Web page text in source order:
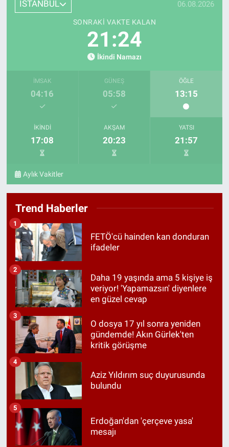
İSTANBUL 06.08.2026
SONRAKI VAKTE KALAN
21:23
İkindi Namazı
İMSAK
04:16
GÜNEŞ
05:58
ÖĞLE
13:15
İKINDI
17:08
AKŞAM
20:23
YATSI
21:57
Aylık Vakitler
Trend Haberler
FETÖ'cü hainden kan donduran
ifadeler
1
Daha 19 yaşında ama 5 kişiye iş
veriyor! 'Yapamazsın' diyenlere
en güzel cevap
2
O dosya 17 yıl sonra yeniden
gündemde! Akın Gürlek'ten
kritik görüşme
3
Aziz Yıldırım suç duyurusunda
bulundu
4
Erdoğan'dan 'çerçeve yasa'
mesajı
5